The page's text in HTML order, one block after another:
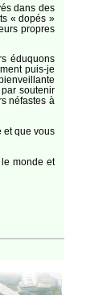
dans des
« dopés »
propres
éduquons
puis-je
soutenir
néfastes à
et que vous
monde et